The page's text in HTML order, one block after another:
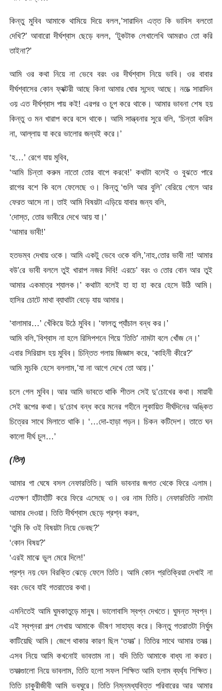
কিন্তু মুবিব আমাকে থামিয়ে দিয়ে বলল,’সারাদিন এত্ত কি ভাবিস বলতো
দেখি?’ আবারো দীর্ঘশ্বাস ছেড়ে বলল, ‘টুকটাক লেখালেখি আমরাও তো করি
তাইনা?’
আমি ওর কথা নিয়ে না ভেবে বরং ওর দীর্ঘশ্বাস নিয়ে ভাবি। ওর বাবার
দীর্ঘশ্বাসের কোন ফ্যক্টরী আছে কিনা আমার ঘোর সন্দেহ আছে। নচেত্‍ সারাদিন
ওয় এত দীর্ঘশ্বাস পায় কই! এরপর ও চুপ করে থাকে। আমার ভাবনা শেষ হয়
কিন্তু ও মন খারাপ করে বসে থাকে। আমি সান্ত্বনার সুরে বলি, ‘চিন্তা করিস
না, আল্লায় যা করে ভালোর জন্যই করে।’
‘হ…’ রেগে যায় মুবিব,
‘আমি চিন্তা করুম নাতো তোর বাপে করবে!’ কথাটা বলেই ও বুঝতে পারে
রাগের বশে কি বলে ফেলেছে ও। কিন্তু ‘গুলি আর বুলি’ বেরিয়ে গেলে আর
ফেরত আসে না। তাই আমি বিষয়টা এড়িয়ে যাবার জন্য বলি,
‘দোস্ত, তোর ভাবীরে দেখে আয় যা।’
‘আমার ভাবী!’
হতভম্ব দেখায় ওকে। আমি একটু ভেবে ওকে বলি,’নাহ,তোর ভাবী না! আমার
বউ’রে ভাবী বললে তুই খারাপ নজর দিবি! এরচে’ বরং ও তোর বোন আর তুই
আমার একমাত্র শ্যালক।’ কথাটা বলেই হা হা হা করে হেসে উঠি আমি।
হাসির চোটে মাথা ব্যাথাটা বেড়ে যায় আমার।
‘বালামার…’ খেঁকিয়ে উঠে মুবিব। ‘ফালতু প্যাঁচাল বন্ধ কর।’
আমি বলি,’বিশ্বাস না হলে রিসিপশনে গিয়ে ‘তিতি’ নামটা বলে খোঁজ নে।’
এবার সিরিয়াস হয় মুবিব। চিন্তিত গলায় জিজ্ঞাস করে, ‘কাহিনী কীরে?’
আমি মুচকি হেসে বললাম,’যা না আগে দেখে তো আয়।’
চলে গেল মুবিব। আর আমি ভাবতে থাকি শীতল সেই দু’চোখের কথা। মায়াবী
সেই রূপের কথা। দু’চোখ বন্ধ করে মনের গহীনে লুকায়িত দীর্ঘদিনের অঙ্কিত
চিত্রের সাথে মিলাতে থাকি। ‘…দো-হাড়া গড়ন। চিকন কটিদেশ। তাতে ঘন
কালো দীর্ঘ চুল…’
(তিন)
আমার গা ঘেষে বসল নেফারতিতি। আমি ভাবনার জগত থেকে ফিরে এলাম।
এতক্ষণ হাঁটাহাঁটি করে ফিরে এসেছে ও। ওর নাম তিতি। নেফারতিতি নামটা
আমার দেওয়া। তিতি দীর্ঘশ্বাস ছেড়ে প্রশ্ন করল,
‘তুমি কি ওই বিষয়টা নিয়ে ভেবছ?’
‘কোন বিষয়?’
‘এরই মাঝে ভুল মেরে দিলে!’
প্রশ্ন নয় যেন বিরক্তি ঝেড়ে ফেলে তিতি। আমি কোন প্রতিক্রিয়া দেখাই না
বরং ভেবে যাই গতরাতের কথা।
এমনিতেই আমি ঘুমকাতুড়ে মানুষ। ভালোবাসি স্বপ্ন দেখতে। ঘুমন্ত স্বপ্ন।
এই স্বপ্নরা গল্প লেখায় আমাকে ভীষণ সাহায্য করে। কিন্তু গতরাতটা নির্ঘুম
কাটিয়েছি আমি। জেগে থাকার কারণ ছিল ‘তফাত্‍’। তিতির সাথে আমার তফাত্‍।
এসব নিয়ে আমি কখনোই ভাবতাম না। যদি তিতি আমাকে বাধ্য না করত।
তফাত্গুালো নিয়ে ভাবলাম, তিতি হলো সফল শিক্ষিত আমি হলাম ব্যর্থ্য শিক্ষিত।
তিতি চাকুরীজীবী আমি ভবঘুরে। তিতি নিম্নমধ্যবিত্ত পরিবারের আর আমার